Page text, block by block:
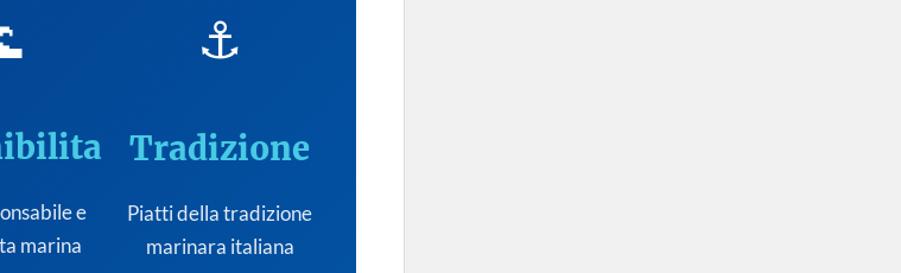
e
marina
⚓
Tradizione
Piatti della tradizione
marinara italiana